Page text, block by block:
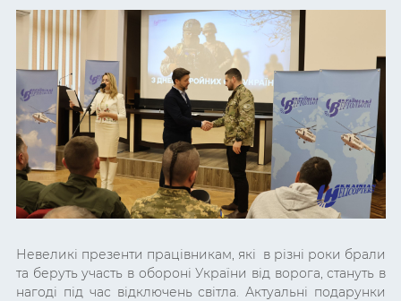
Невеликі презенти працівникам, які в різні роки брали
та беруть участь в обороні України від ворога, стануть в
нагоді під час відключень світла. Актуальні подарунки